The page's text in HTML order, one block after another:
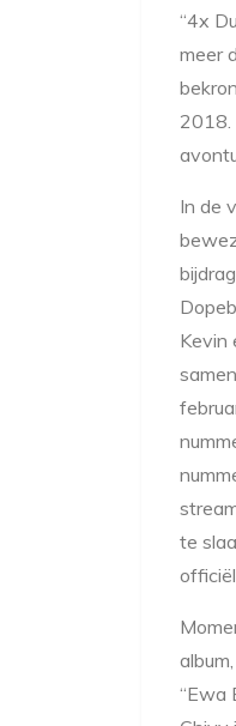
“4x
meer
2018.
In de
Kevin
te
“Ewa